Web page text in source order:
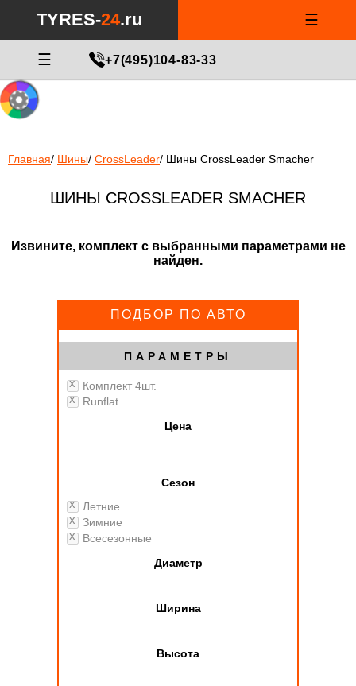
24.ru/html/catalog/controller/product/shinydiski.php
on line
TYRES-24.ru ☰
☰ +7(495)104-83-33
Главная/ Шины/ CrossLeader/ Шины CrossLeader Smacher
ШИНЫ CROSSLEADER SMACHER
Извините, комплект с выбранными параметрами не
найден.
ПОДБОР ПО АВТО
ПАРАМЕТРЫ
Комплект 4шт.
Runflat
Цена
Сезон
Летние
Зимние
Всесезонные
Диаметр
Ширина
Высота